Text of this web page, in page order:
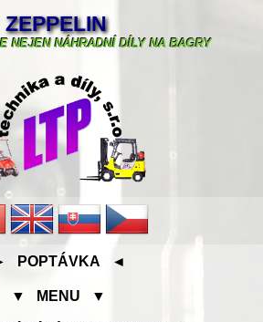
ZEPPELIN
NEJEN NÁHRADNÍ DÍLY NA BAGRY
POPTÁVKA ◄
▼ MENU ▼